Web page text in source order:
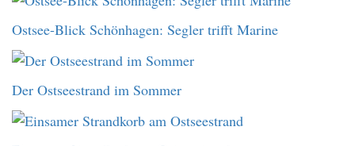
Ostsee-Blick Schönhagen: Segler trifft Marine
Der Ostseestrand im Sommer